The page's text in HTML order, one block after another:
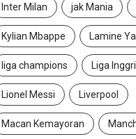
Inter Milan jak Mania
Kylian Mbappe Lamine
liga champions Liga
Lionel Messi Liverpool
Macan Kemayoran